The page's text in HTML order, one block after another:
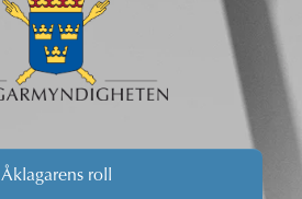
Åklagarens roll